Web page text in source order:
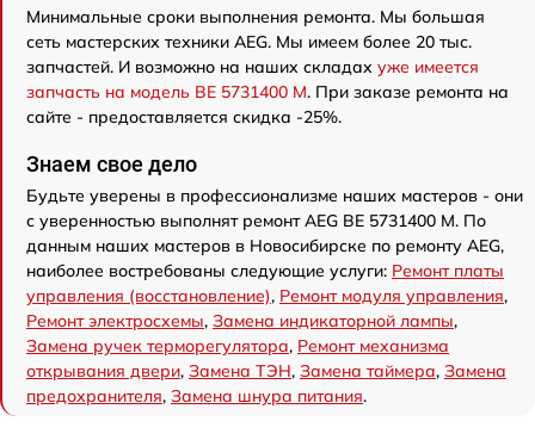
Минимальные сроки выполнения ремонта. Мы большая
сеть мастерских техники AEG. Мы имеем более 20 тыс.
запчастей. И возможно на наших складах уже имеется
запчасть на модель BE 5731400 M. При заказе ремонта на
сайте - предоставляется скидка -25%.
Знаем свое дело
Будьте уверены в профессионализме наших мастеров - они
с уверенностью выполнят ремонт AEG BE 5731400 M. По
данным наших мастеров в Новосибирске по ремонту AEG,
наиболее востребованы следующие услуги: Ремонт платы
управления (восстановление), Ремонт модуля управления,
Ремонт электросхемы, Замена индикаторной лампы,
Замена ручек терморегулятора, Ремонт механизма
открывания двери, Замена ТЭН, Замена таймера, Замена
предохранителя, Замена шнура питания.